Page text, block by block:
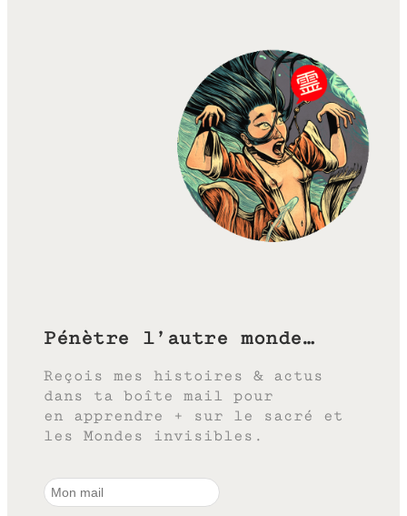
Pénètre l’autre monde…
Reçois mes histoires & actus
dans ta boîte mail pour
en apprendre + sur le sacré et
les Mondes invisibles.